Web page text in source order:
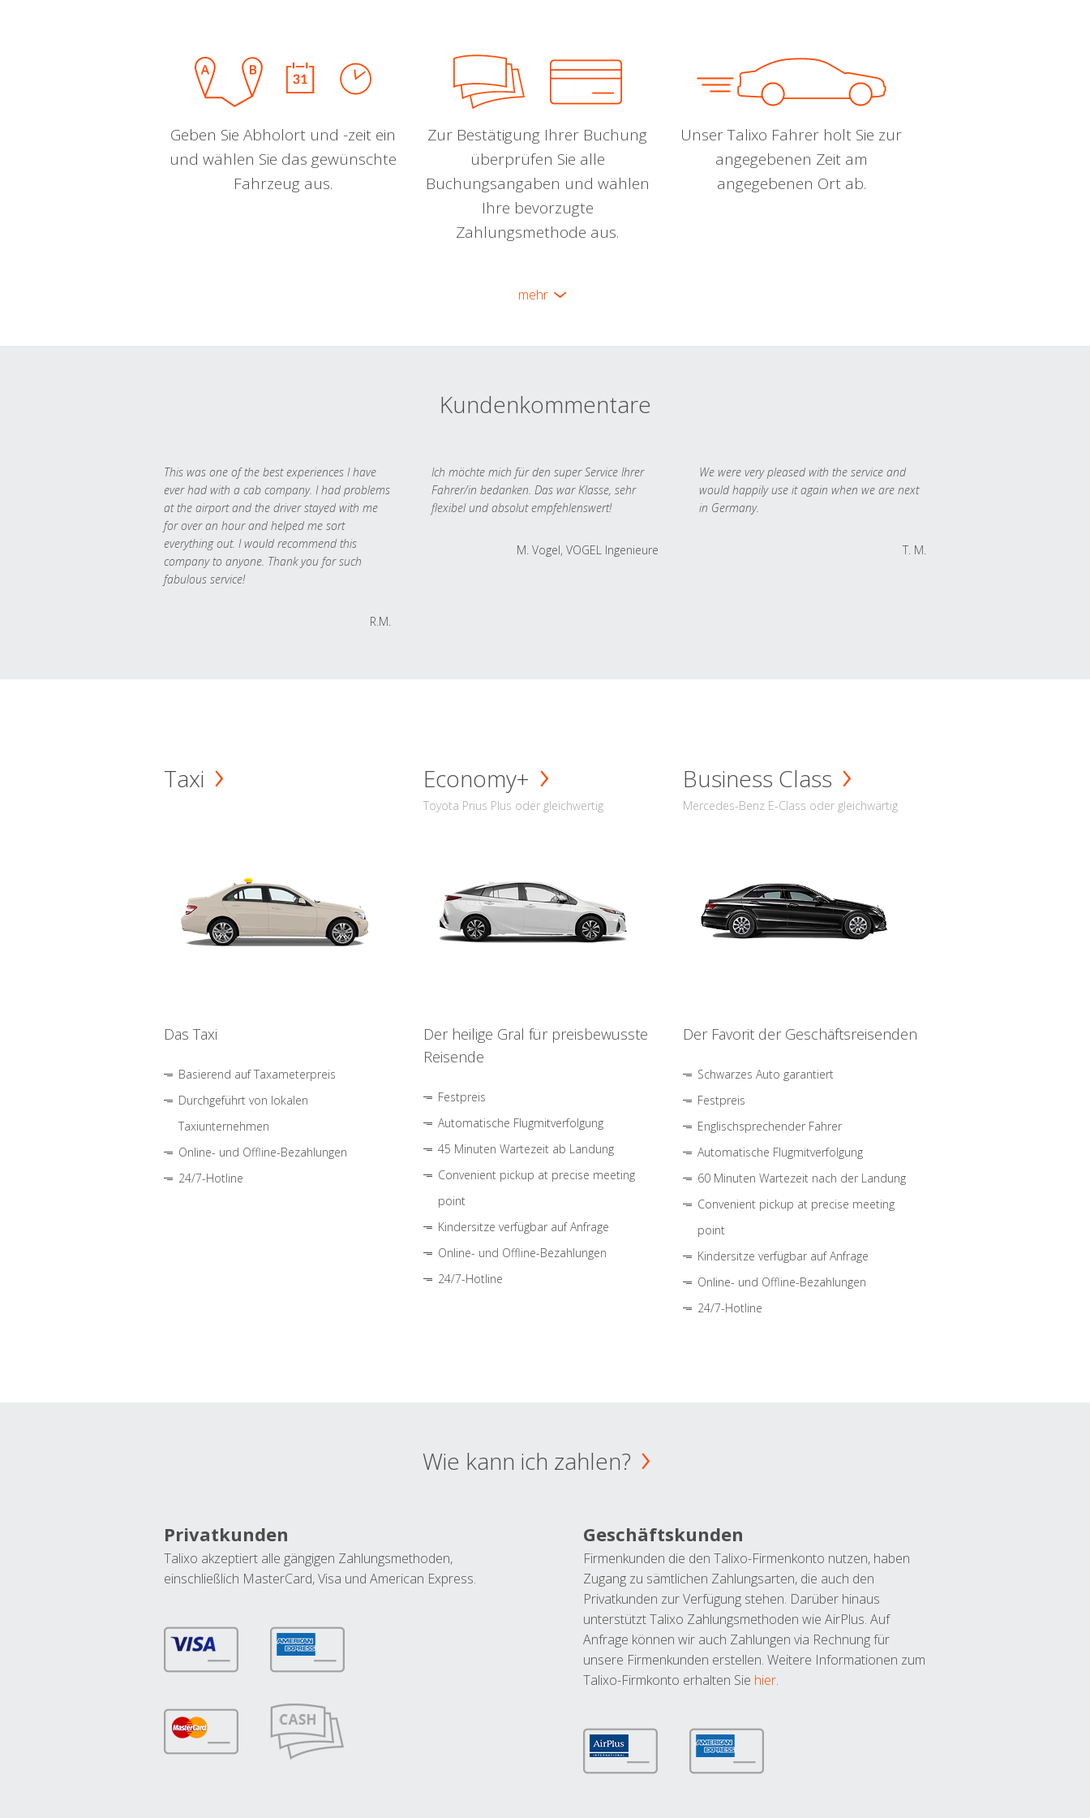
Geben Sie Abholort und -zeit ein
und wählen Sie das gewünschte
Fahrzeug aus.
Zur Bestätigung Ihrer Buchung
überprüfen Sie alle
Buchungsangaben und wählen
Ihre bevorzugte
Zahlungsmethode aus.
Unser Talixo Fahrer holt Sie zur
angegebenen Zeit am
angegebenen Ort ab.
mehr
Kundenkommentare
This was one of the best experiences I have
ever had with a cab company. I had problems
at the airport and the driver stayed with me
for over an hour and helped me sort
everything out. I would recommend this
company to anyone. Thank you for such
fabulous service!
R.M.
Ich möchte mich für den super Service Ihrer
Fahrer/in bedanken. Das war Klasse, sehr
flexibel und absolut empfehlenswert!
M. Vogel, VOGEL Ingenieure
We were very pleased with the service and
would happily use it again when we are next
in Germany.
T. M.
Taxi
Das Taxi
Basierend auf Taxameterpreis
Durchgeführt von lokalen
Taxiunternehmen
Online- und Offline-Bezahlungen
24/7-Hotline
Economy+
Toyota Prius Plus oder gleichwertig
Der heilige Gral für preisbewusste
Reisende
Festpreis
Automatische Flugmitverfolgung
45 Minuten Wartezeit ab Landung
Convenient pickup at precise meeting
point
Kindersitze verfügbar auf Anfrage
Online- und Offline-Bezahlungen
24/7-Hotline
Business Class
Mercedes-Benz E-Class oder gleichwärtig
Der Favorit der Geschäftsreisenden
Schwarzes Auto garantiert
Festpreis
Englischsprechender Fahrer
Automatische Flugmitverfolgung
60 Minuten Wartezeit nach der Landung
Convenient pickup at precise meeting
point
Kindersitze verfügbar auf Anfrage
Online- und Offline-Bezahlungen
24/7-Hotline
Wie kann ich zahlen?
Privatkunden
Talixo akzeptiert alle gängigen Zahlungsmethoden,
einschließlich MasterCard, Visa und American Express.
Geschäftskunden
Firmenkunden die den Talixo-Firmenkonto nutzen, haben
Zugang zu sämtlichen Zahlungsarten, die auch den
Privatkunden zur Verfügung stehen. Darüber hinaus
unterstützt Talixo Zahlungsmethoden wie AirPlus. Auf
Anfrage können wir auch Zahlungen via Rechnung für
unsere Firmenkunden erstellen. Weitere Informationen zum
Talixo-Firmkonto erhalten Sie hier.